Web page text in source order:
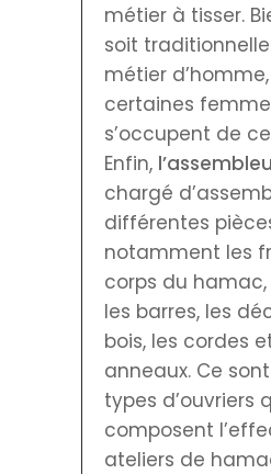
métier à tisser.
soit
métier
certaines
s’occupent de
Enfin,
chargé
différentes
notamment les
corps du
les barres, les
bois, les cordes
anneaux. Ce
types d’ouvriers
composent
ateliers de